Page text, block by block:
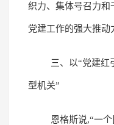
织力、集体号召力和
党建工作的强大推动
三、以“党建红
型机关”
恩格斯说,“一